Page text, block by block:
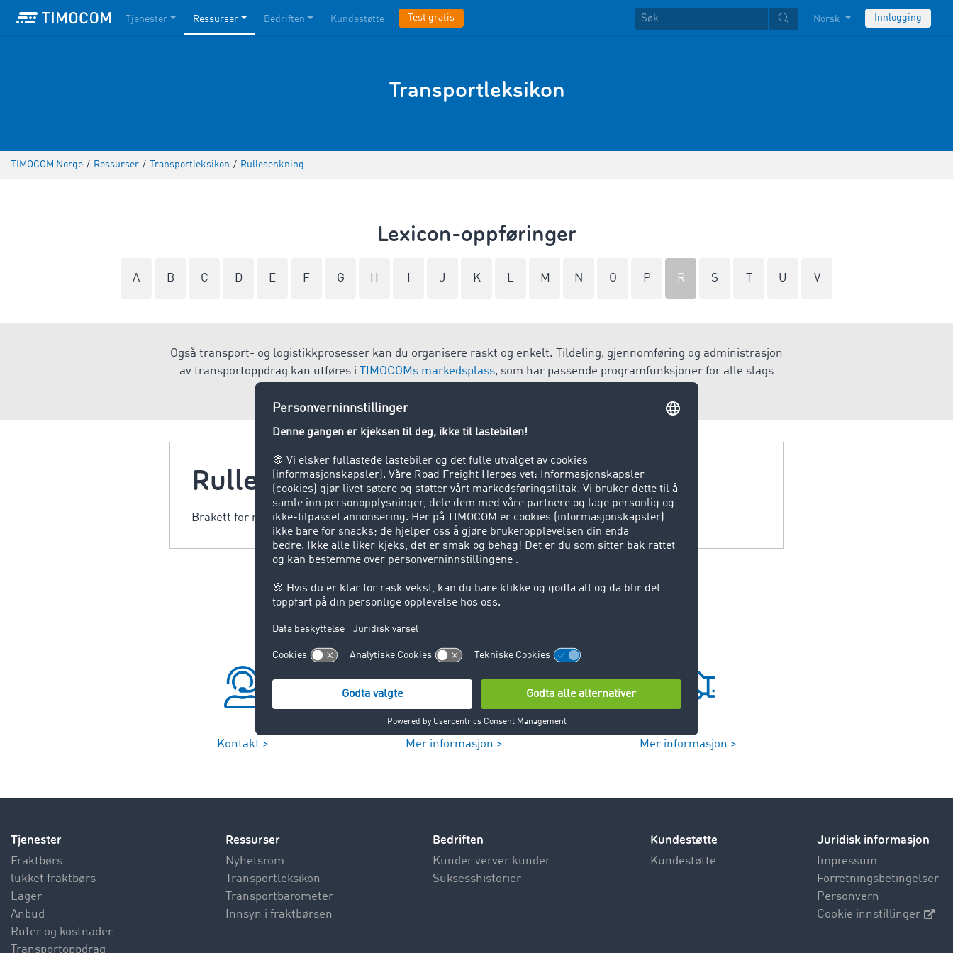
Tjenester Ressurser Bedriften Kundestøtte Test gratis Norsk Innlogging
Transportleksikon
TIMOCOM Norge / Ressurser / Transportleksikon / Rullesenkning
Lexicon-oppføringer
A B C D E F G H J K L M N O P R S U V
Også transport- og logistikkprosesser kan du organisere raskt og enkelt. Tildeling, gjennomføring og administrasjon
av transportoppdrag kan utføres i
TIMOCOMs markedsplass, som har passende programfunksjoner for alle slags
Rullesenkning
Brakett for ruller på en truck.
Kontakt > Mer informasjon > Mer informasjon >
Tjenester
Fraktbørs
lukket fraktbørs
Lager
Anbud
Ruter og kostnader
Transportoppdrag
Ressurser
Nyhetsrom
Transportleksikon
Transportbarometer
Innsyn i fraktbørsen
Bedriften
Kunder verver kunder
Suksesshistorier
Kundestøtte
Kundestøtte
Juridisk informasjon
Impressum
Forretningsbetingelser
Personvern
Cookie innstillinger